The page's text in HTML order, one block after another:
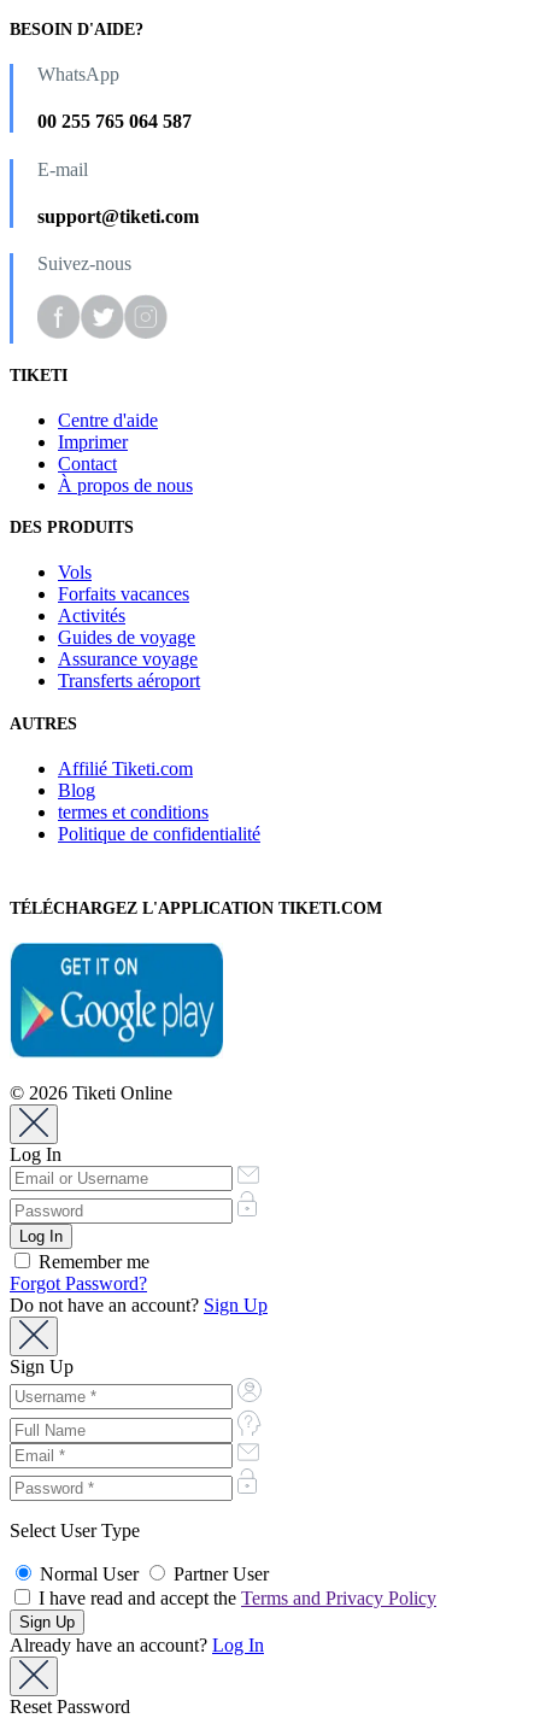
BESOIN D'AIDE?
WhatsApp
00 255 765 064 587
E-mail
support@tiketi.com
Suivez-nous
TIKETI
Centre d'aide
Imprimer
Contact
À propos de nous
DES PRODUITS
Vols
Forfaits vacances
Activités
Guides de voyage
Assurance voyage
Transferts aéroport
AUTRES
Affilié Tiketi.com
Blog
termes et conditions
Politique de confidentialité
TÉLÉCHARGEZ L'APPLICATION TIKETI.COM
© 2026 Tiketi Online
Log In
Remember me
Forgot Password?
Do not have an account? Sign Up
Sign Up
Select User Type
Normal User
Partner User
I have read and accept the Terms and Privacy Policy
Already have an account? Log In
Reset Password